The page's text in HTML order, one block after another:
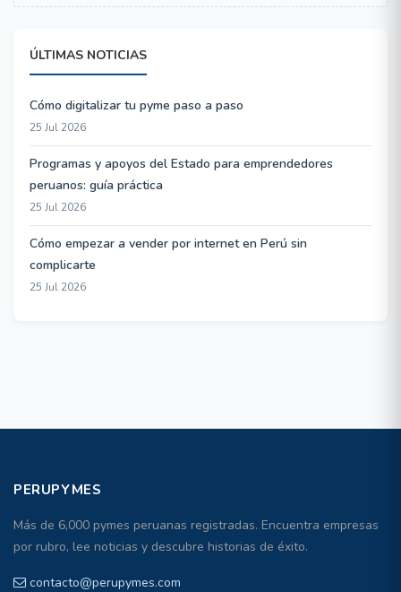
ÚLTIMAS NOTICIAS
Cómo digitalizar tu pyme paso a paso
25 Jul 2026
Programas y apoyos del Estado para emprendedores
peruanos: guía práctica
25 Jul 2026
Cómo empezar a vender por internet en Perú sin
complicarte
25 Jul 2026
PERUPYMES
Más de 6,000 pymes peruanas registradas. Encuentra empresas
por rubro, lee noticias y descubre historias de éxito.
contacto@perupymes.com